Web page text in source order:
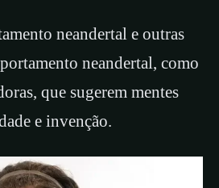
neandertal e outras
neandertal, como
que sugerem mentes
e invenção.